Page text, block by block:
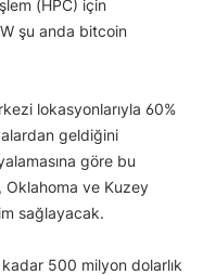
(HPC) için
şu anda bitcoin
lokasyonlarıyla 60%
geldiğini
göre bu
Oklahoma ve Kuzey
sağlayacak.
kadar 500 milyon dolarlık